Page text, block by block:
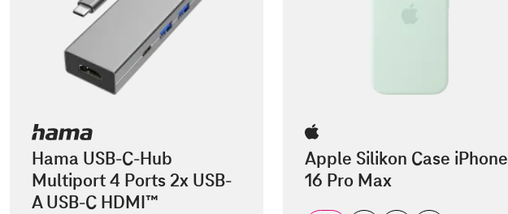
Hama USB-C-Hub
Multiport 4 Ports 2x USB-
A USB-C HDMI™
Apple Silikon Case iPhone
16 Pro Max